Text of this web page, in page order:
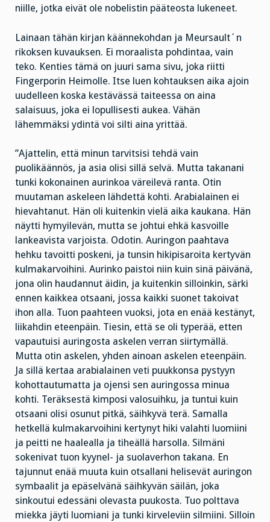
niille, jotka eivät ole nobelistin pääteosta lukeneet.
Lainaan tähän kirjan käännekohdan ja Meursault´n
rikoksen kuvauksen. Ei moraalista pohdintaa, vain
teko. Kenties tämä on juuri sama sivu, joka riitti
Fingerporin Heimolle. Itse luen kohtauksen aika ajoin
uudelleen koska kestävässä taiteessa on aina
salaisuus, joka ei lopullisesti aukea. Vähän
lähemmäksi ydintä voi silti aina yrittää.
”Ajattelin, että minun tarvitsisi tehdä vain
puolikäännös, ja asia olisi sillä selvä. Mutta takanani
tunki kokonainen aurinkoa väreilevä ranta. Otin
muutaman askeleen lähdettä kohti. Arabialainen ei
hievahtanut. Hän oli kuitenkin vielä aika kaukana. Hän
näytti hymyilevän, mutta se johtui ehkä kasvoille
lankeavista varjoista. Odotin. Auringon paahtava
hehku tavoitti poskeni, ja tunsin hikipisaroita kertyvän
kulmakarvoihini. Aurinko paistoi niin kuin sinä päivänä,
jona olin haudannut äidin, ja kuitenkin silloinkin, särki
ennen kaikkea otsaani, jossa kaikki suonet takoivat
ihon alla. Tuon paahteen vuoksi, jota en enää kestänyt,
liikahdin eteenpäin. Tiesin, että se oli typerää, etten
vapautuisi auringosta askelen verran siirtymällä.
Mutta otin askelen, yhden ainoan askelen eteenpäin.
Ja sillä kertaa arabialainen veti puukkonsa pystyyn
kohottautumatta ja ojensi sen auringossa minua
kohti. Teräksestä kimposi valosuihku, ja tuntui kuin
otsaani olisi osunut pitkä, säihkyvä terä. Samalla
hetkellä kulmakarvoihini kertynyt hiki valahti luomiini
ja peitti ne haalealla ja tiheällä harsolla. Silmäni
sokenivat tuon kyynel- ja suolaverhon takana. En
tajunnut enää muuta kuin otsallani helisevät auringon
symbaalit ja epäselvänä säihkyvän säilän, joka
sinkoutui edessäni olevasta puukosta. Tuo polttava
miekka jäyti luomiani ja tunki kirveleviin silmiini. Silloin